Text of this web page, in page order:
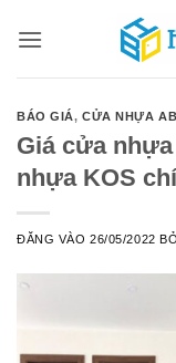
qua
BÁO GIÁ,CỬA NHỰA
Giá cửa
nhựa KOS
ĐĂNG VÀO26/05/2022